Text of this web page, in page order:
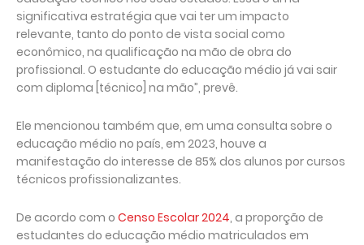
significativa estratégia que vai ter um impacto
relevante, tanto do ponto de vista social como
econômico, na qualificação na mão de obra do
profissional. O estudante do educação médio já vai sair
com diploma [técnico] na mão”, prevê.
Ele mencionou também que, em uma consulta sobre o
educação médio no país, em 2023, houve a
manifestação do interesse de 85% dos alunos por cursos
técnicos profissionalizantes.
De acordo com o Censo Escolar 2024, a proporção de
estudantes do educação médio matriculados em